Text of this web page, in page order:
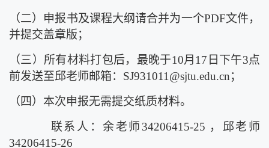
（二） 申报书及课程大纲请合并为一个PDF文件，
并提交盖章版；
（三） 所有材料打包后，最晚于10月17日下午3点
前发送至邱老师邮箱： SJ931011@sjtu.edu.cn；
（四） 本次申报无需提交纸质材料。
联系人：余老师34206415-25 ，邱老师
34206415-26